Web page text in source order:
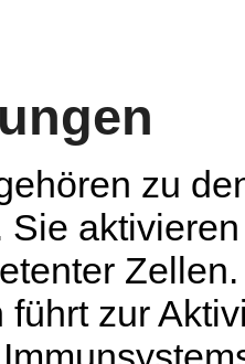
zu
Sie
führt zur